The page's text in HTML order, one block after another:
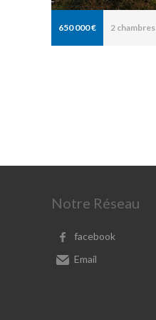
650 000 € 2 chambres
Notre Réseau
facebook
Email